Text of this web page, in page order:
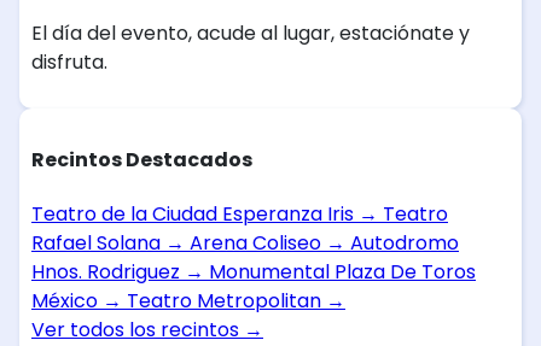
El día del evento, acude al lugar, estaciónate y
disfruta.
Recintos Destacados
Teatro de la Ciudad Esperanza Iris → Teatro
Rafael Solana → Arena Coliseo → Autodromo
Hnos. Rodriguez → Monumental Plaza De Toros
México → Teatro Metropolitan →
Ver todos los recintos →